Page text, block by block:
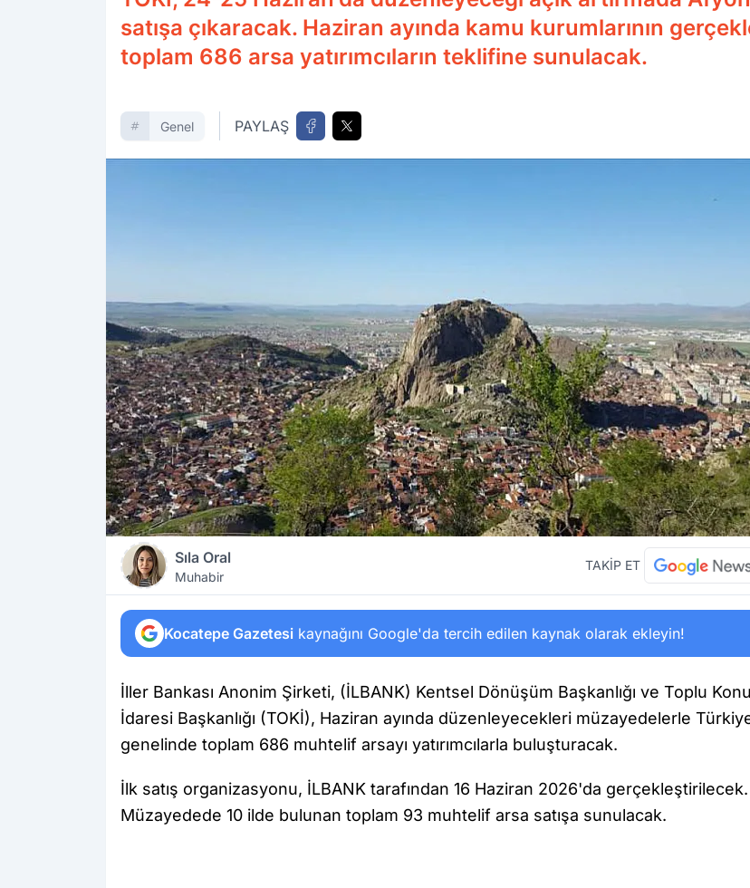
satışa çıkaracak. Haziran ayında kamu kurumlarının
toplam 686 arsa yatırımcıların teklifine sunulacak.
Genel PAYLAŞ
Sıla Oral
Muhabir
TAKİP ET
Kocatepe Gazetesi kaynağını Google'da tercih edilen kaynak olarak ekleyin!
İller Bankası Anonim Şirketi, (İLBANK) Kentsel Dönüşüm Başkanlığı ve Toplu
İdaresi Başkanlığı (TOKİ), Haziran ayında düzenleyecekleri müzayedelerle
genelinde toplam 686 muhtelif arsayı yatırımcılarla buluşturacak.
İlk satış organizasyonu, İLBANK tarafından 16 Haziran 2026'da gerçekleştirilecek.
Müzayedede 10 ilde bulunan toplam 93 muhtelif arsa satışa sunulacak.